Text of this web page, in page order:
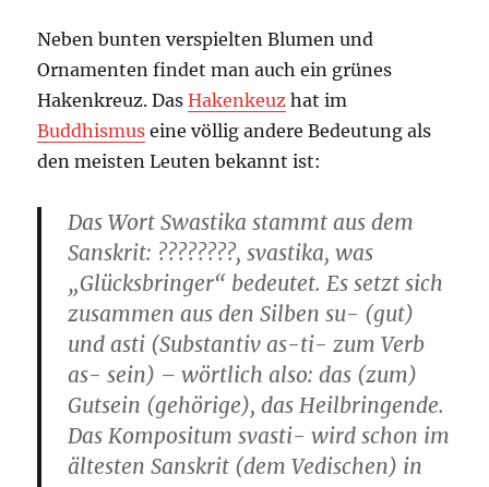
Neben bunten verspielten Blumen und
Ornamenten findet man auch ein grünes
Hakenkreuz. DasHakenkeuz hat im
Buddhismus eine völlig andere Bedeutung als
den meisten Leuten bekannt ist:
Das Wort Swastika stammt aus dem
Sanskrit: ????????, svastika, was
„Glücksbringer“ bedeutet. Es setzt sich
zusammen aus den Silben su- (gut)
und asti (Substantiv as-ti- zum Verb
as- sein) – wörtlich also: das (zum)
Gutsein (gehörige), das Heilbringende.
Das Kompositum svasti- wird schon im
ältesten Sanskrit (dem Vedischen) in